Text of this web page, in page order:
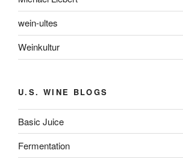
wein-ultes
Weinkultur
U.S. WINE BLOGS
Basic Juice
Fermentation